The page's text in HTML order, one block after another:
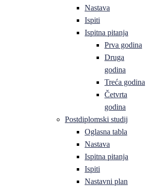
Nastava
Ispiti
Ispitna pitanja
Prva godina
Druga
godina
Treća godina
Četvrta
godina
Postdiplomski studij
Oglasna tabla
Nastava
Ispitna pitanja
Ispiti
Nastavni plan